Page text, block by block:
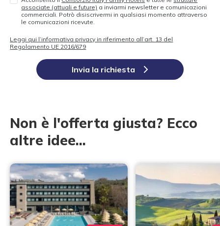
associate (attuali e future) a inviarmi newsletter e comunicazioni
commerciali. Potrò disiscrivermi in qualsiasi momento attraverso
le comunicazioni ricevute.
Leggi qui l’informativa privacy in riferimento all’art. 13 del
Regolamento UE 2016/679
Invia la richiesta
Non è l'offerta giusta? Ecco
altre idee...